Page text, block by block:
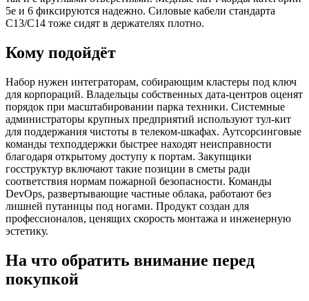
5e и 6 фиксируются надежно. Силовые кабели стандарта
C13/C14 тоже сидят в держателях плотно.
Кому подойдёт
Набор нужен интеграторам, собирающим кластеры под ключ
для корпораций. Владельцы собственных дата-центров оценят
порядок при масштабировании парка техники. Системные
администраторы крупных предприятий используют тул-кит
для поддержания чистоты в телеком-шкафах. Аутсорсинговые
команды техподдержки быстрее находят неисправности
благодаря открытому доступу к портам. Закупщики
госструктур включают такие позиции в сметы ради
соответствия нормам пожарной безопасности. Команды
DevOps, развертывающие частные облака, работают без
лишней путаницы под ногами. Продукт создан для
профессионалов, ценящих скорость монтажа и инженерную
эстетику.
На что обратить внимание перед
покупкой